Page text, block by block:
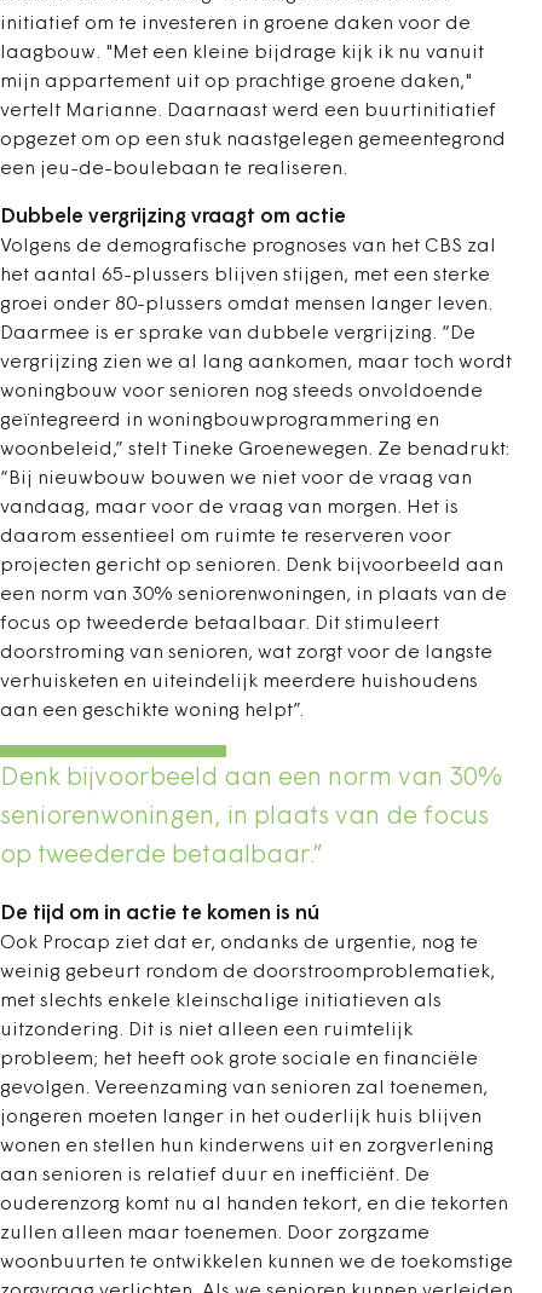
initiatief om te investeren in groene daken voor de
laagbouw. "Met een kleine bijdrage kijk ik nu vanuit
mijn appartement uit op prachtige groene daken,"
vertelt Marianne. Daarnaast werd een buurtinitiatief
opgezet om op een stuk naastgelegen gemeentegrond
een jeu-de-boulebaan te realiseren.
Dubbele vergrijzing vraagt om actie
Volgens de demografische prognoses van het CBS zal
het aantal 65-plussers blijven stijgen, met een sterke
groei onder 80-plussers omdat mensen langer leven.
Daarmee is er sprake van dubbele vergrijzing. “De
vergrijzing zien we al lang aankomen, maar toch wordt
woningbouw voor senioren nog steeds onvoldoende
geïntegreerd in woningbouwprogrammering en
woonbeleid,” stelt Tineke Groenewegen. Ze benadrukt:
“Bij nieuwbouw bouwen we niet voor de vraag van
vandaag, maar voor de vraag van morgen. Het is
daarom essentieel om ruimte te reserveren voor
projecten gericht op senioren. Denk bijvoorbeeld aan
een norm van 30% seniorenwoningen, in plaats van de
focus op tweederde betaalbaar. Dit stimuleert
doorstroming van senioren, wat zorgt voor de langste
verhuisketen en uiteindelijk meerdere huishoudens
aan een geschikte woning helpt”.
Denk bijvoorbeeld aan een norm van 30%
seniorenwoningen, in plaats van de focus
op tweederde betaalbaar.”
De tijd om in actie te komen is nú
Ook Procap ziet dat er, ondanks de urgentie, nog te
weinig gebeurt rondom de doorstroomproblematiek,
met slechts enkele kleinschalige initiatieven als
uitzondering. Dit is niet alleen een ruimtelijk
probleem; het heeft ook grote sociale en financiële
gevolgen. Vereenzaming van senioren zal toenemen,
jongeren moeten langer in het ouderlijk huis blijven
wonen en stellen hun kinderwens uit en zorgverlening
aan senioren is relatief duur en inefficiënt. De
ouderenzorg komt nu al handen tekort, en die tekorten
zullen alleen maar toenemen. Door zorgzame
woonbuurten te ontwikkelen kunnen we de toekomstige